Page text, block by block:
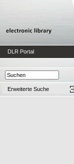
DLR Portal
Erweiterte Suche